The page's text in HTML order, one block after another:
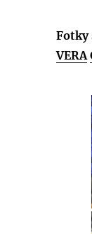
Fotky
VERA